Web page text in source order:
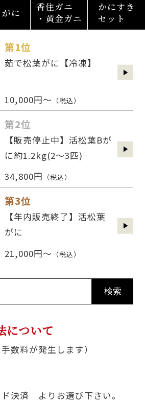
に
香住ガニ
・黄金ガニ
かにすき
セット
第1位
茹で松葉がに【冷凍】
10,000円～ （税込）
第2位
【販売停止中】活松葉Bが
に約1.2kg(2〜3匹)
34,800円 （税込）
第3位
【年内販売終了】活松葉
がに
21,000円～ （税込）
について
数料が発生します）
決済 よりお選び下さい。